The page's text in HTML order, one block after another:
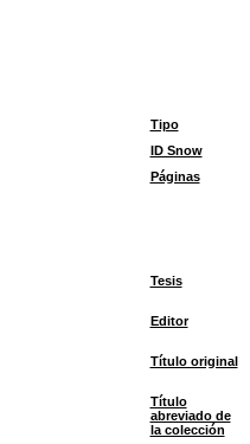
Tipo
ID Snow
Páginas
Tesis
Editor
Título original
Título
abreviado de
la colección